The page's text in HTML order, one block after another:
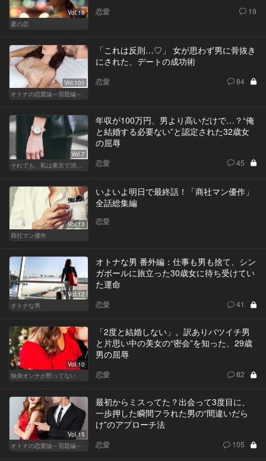
Vol.19
夏の恋
恋愛 19
Vol.101
オトナの恋愛論～宿題編～
「これは反則…♡」 女が思わず男に骨抜き
にされた、デートの成功術
恋愛 84
Vol.7
それでも、私は東京で消耗する
年収が100万円、男より高いだけで…？“俺
と結婚する必要ない”と認定された32歳女
の屈辱
恋愛 45
Vol.13
商社マン優作
いよいよ明日で最終話！「商社マン優作」
全話総集編
恋愛
Vol.12
オトナな男
オトナな男 番外編：仕事も男も捨て、シン
ガポールに旅立った30歳女に待ち受けてい
た運命
恋愛 41
Vol.10
独身オンナが黙ってない
「2度と結婚しない」。訳ありバツイチ男
と片思い中の美女の“密会”を知った、29歳
男の屈辱
恋愛 82
Vol.15
オトナの恋愛論～宿題編～
最初からミスってた？出会って3度目に、
一歩押した瞬間フラれた男の“間違いだら
け”のアプローチ法
恋愛 105